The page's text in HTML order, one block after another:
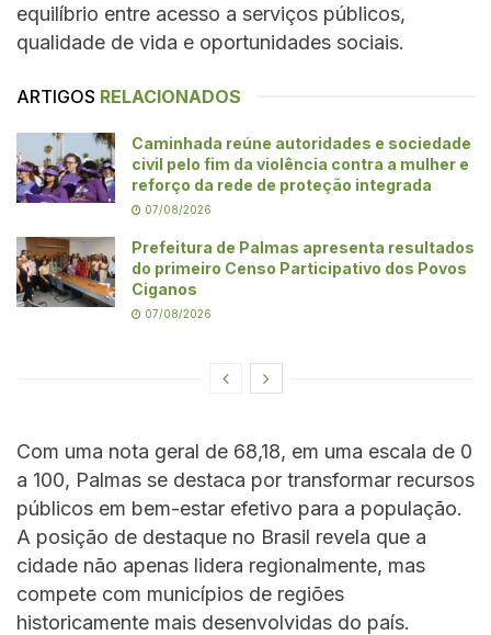
equilíbrio entre acesso a serviços públicos,
qualidade de vida e oportunidades sociais.
ARTIGOS RELACIONADOS
Caminhada reúne autoridades e sociedade
civil pelo fim da violência contra a mulher e
reforço da rede de proteção integrada
07/08/2026
Prefeitura de Palmas apresenta resultados
do primeiro Censo Participativo dos Povos
Ciganos
07/08/2026
Com uma nota geral de 68,18, em uma escala de 0
a 100, Palmas se destaca por transformar recursos
públicos em bem-estar efetivo para a população.
A posição de destaque no Brasil revela que a
cidade não apenas lidera regionalmente, mas
compete com municípios de regiões
historicamente mais desenvolvidas do país.